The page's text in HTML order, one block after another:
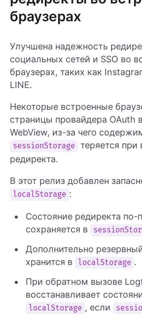
браузерах
Улучшена надежность
социальных сетей и SSO во
браузерах, таких как
LINE.
Некоторые встроенные
страницы провайдера OAuth
WebView, из-за чего
sessionStorage теряется при
редиректа.
В этот релиз добавлен
localStorage :
Состояние редиректа
сохраняется в
Дополнительно
хранится в
localStorage .
При обратном вызове
восстанавливает
localStorage , если